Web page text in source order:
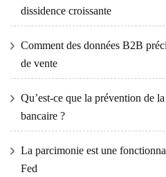
dissidence croissante
Comment des données B2B
de vente
Qu’est-ce que la prévention de
bancaire ?
La parcimonie est une
Fed